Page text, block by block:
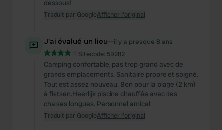
dessous!
Traduit par GoogleAfficher l'original
J'ai évalué un lieu—il y a presque 8 ans
Sitecode: 59282
Camping confortable, pas trop grand avec de
grands emplacements. Sanitaire propre et soigné.
Tout est assez nouveau. Bon pour la plage (2 km)
à fietsen.Heerlijk piscine chauffée avec des
chaises longues. Personnel amical
Traduit par GoogleAfficher l'original